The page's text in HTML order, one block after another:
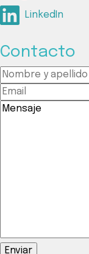
LinkedIn
Contacto